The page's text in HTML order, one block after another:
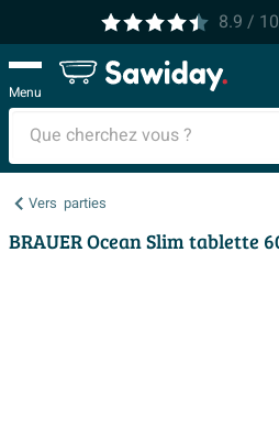
8.9 / 10
Menu
Vers parties